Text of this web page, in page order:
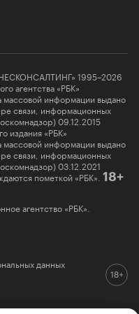
1995–2026
агентства «РБК»
массовой информации выдано
связи, информационных
09.12.2015
издания «РБК»
массовой информации выдано
связи, информационных
03.12.2021
пометкой «РБК». 18+
агентство «РБК».
данных